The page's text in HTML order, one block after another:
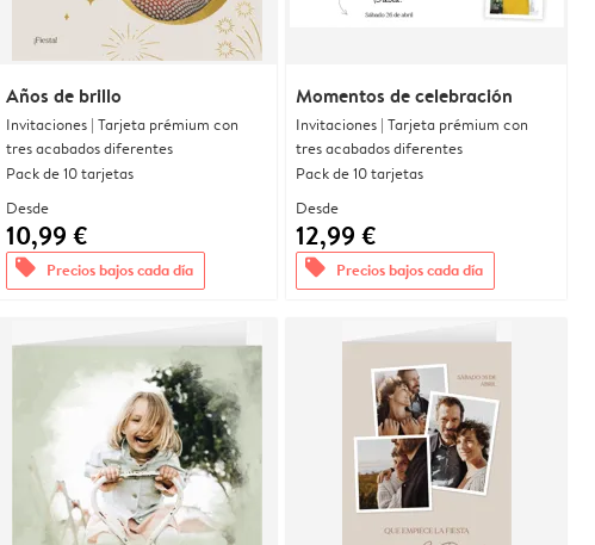
Años de brillo
Invitaciones | Tarjeta prémium con
tres acabados diferentes
Pack de 10 tarjetas
Desde
10,99 €
offers Precios bajos cada día
Momentos de celebración
Invitaciones | Tarjeta prémium con
tres acabados diferentes
Pack de 10 tarjetas
Desde
12,99 €
offers Precios bajos cada día